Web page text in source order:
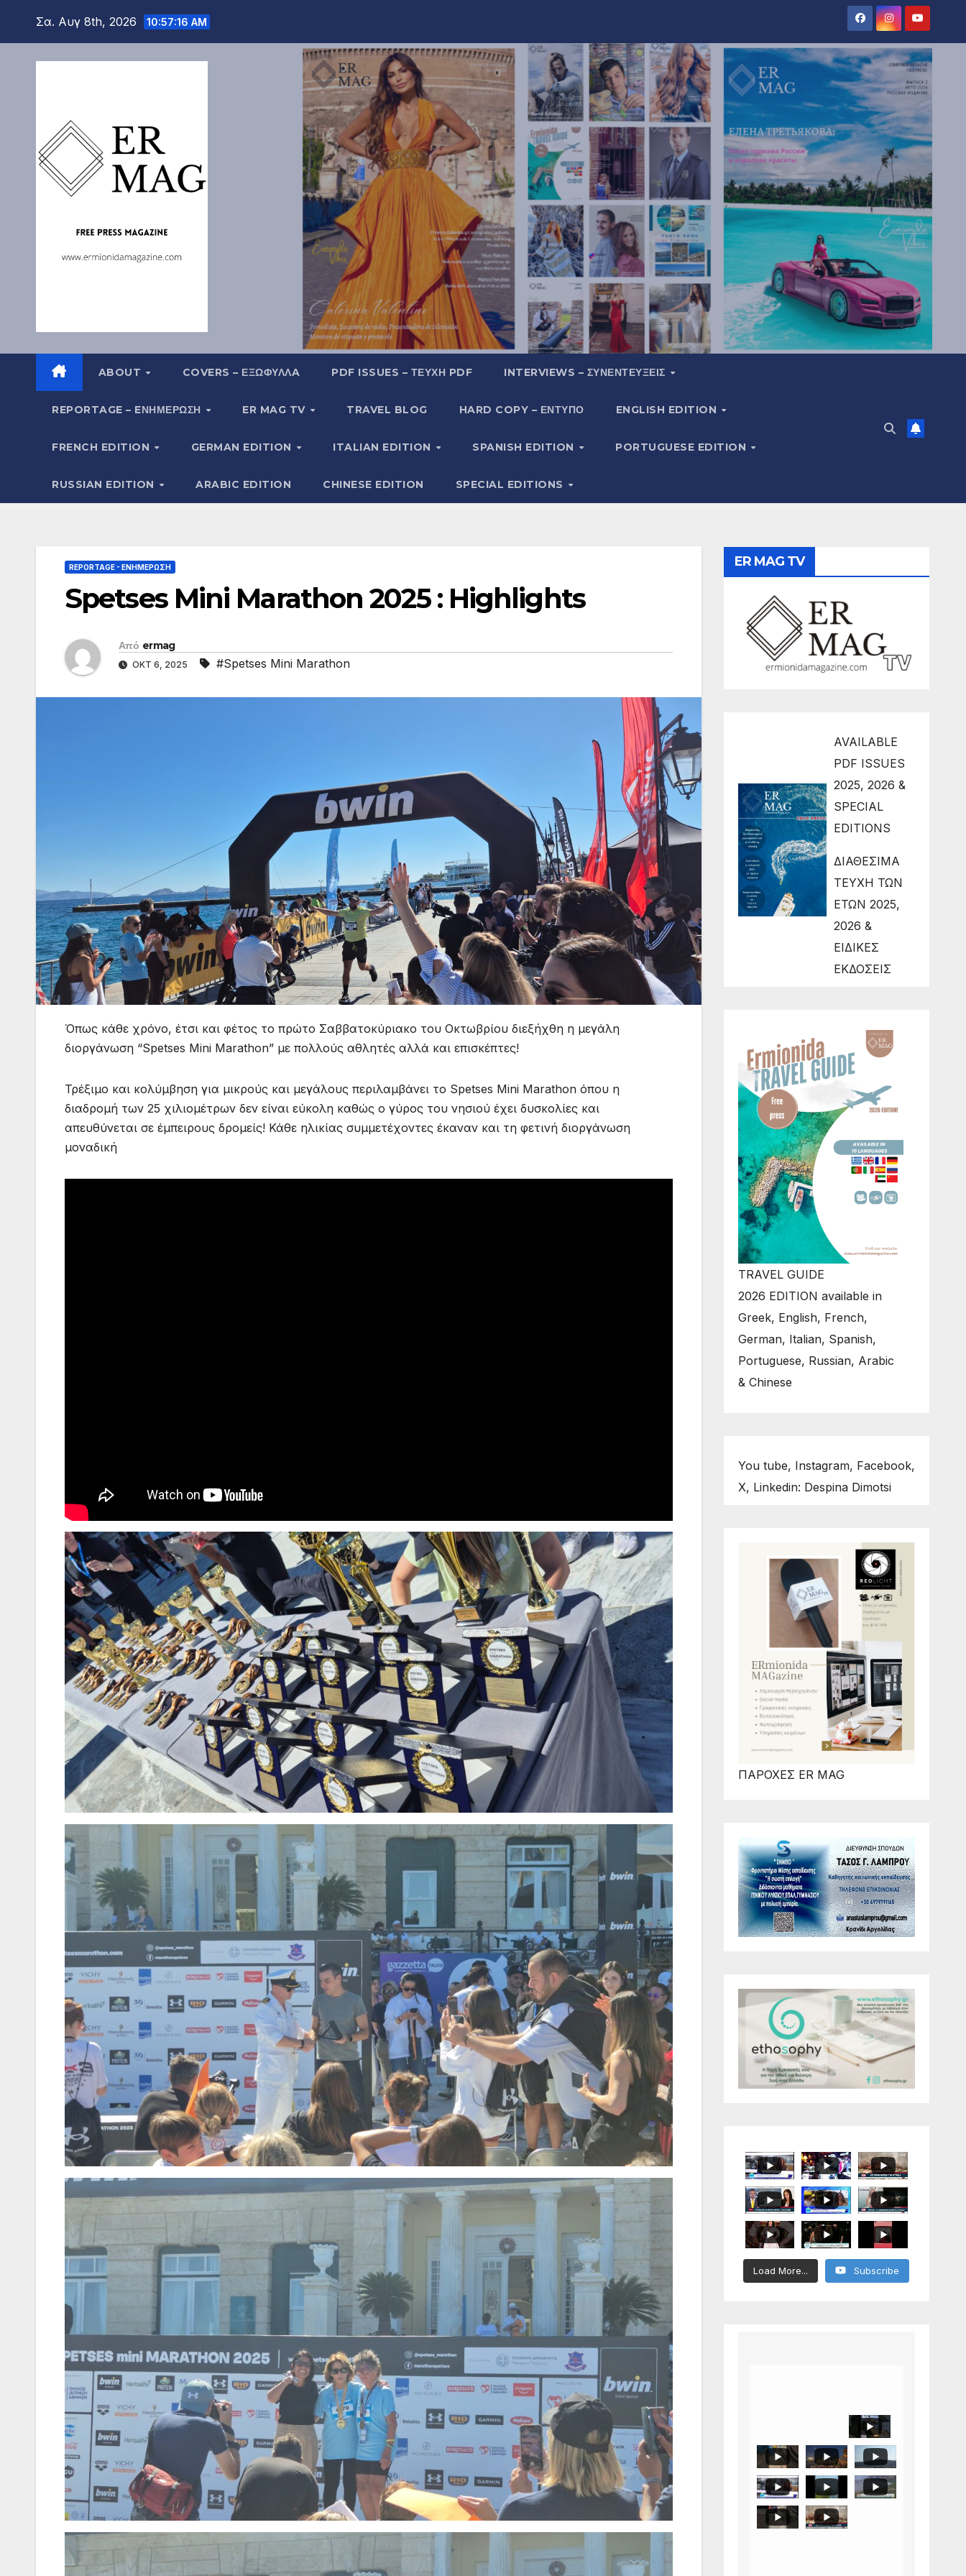
Σα. Αυγ 8th, 2026 10:57:18 AM
ABOUT COVERS – ΕΞΩΦΥΛΛA PDF ISSUES – ΤΕΎΧΗ PDF INTERVIEWS – ΣΥΝΕΝΤΕΎΞΕΙΣ
REPORTAGE – EΝΗΜΈΡΩΣΗ ER MAG TV TRAVEL BLOG HARD COPY – ΈΝΤΥΠΟ ENGLISH EDITION
FRENCH EDITION GERMAN EDITION ITALIAN EDITION SPANISH EDITION PORTUGUESE EDITION
RUSSIAN EDITION ARABIC EDITION CHINESE EDITION SPECIAL EDITIONS
REPORTAGE - EΝΗΜΈΡΩΣΗ
Spetses Mini Marathon 2025 : Highlights
Από ermag
ΟΚΤ 6, 2025 #Spetses Mini Marathon
Όπως κάθε χρόνο, έτσι και φέτος το πρώτο Σαββατοκύριακο του Οκτωβρίου διεξήχθη η μεγάλη
διοργάνωση “Spetses Mini Marathon” με πολλούς αθλητές αλλά και επισκέπτες!
Τρέξιμο και κολύμβηση για μικρούς και μεγάλους περιλαμβάνει το Spetses Mini Marathon όπου η
διαδρομή των 25 χιλιομέτρων δεν είναι εύκολη καθώς ο γύρος του νησιού έχει δυσκολίες και
απευθύνεται σε έμπειρους δρομείς! Κάθε ηλικίας συμμετέχοντες έκαναν και τη φετινή διοργάνωση
μοναδική
ER MAG TV
AVAILABLE
PDF ISSUES
2025, 2026 &
SPECIAL
EDITIONS
ΔΙΑΘΕΣΙΜΑ
ΤΕΥΧΗ ΤΩΝ
ΕΤΩΝ 2025,
2026 &
ΕΙΔΙΚΕΣ
ΕΚΔΟΣΕΙΣ
TRAVEL GUIDE
2026 EDITION available in
Greek, English, French,
German, Italian, Spanish,
Portuguese, Russian, Arabic
& Chinese
You tube, Instagram, Facebook,
X, Linkedin: Despina Dimotsi
ΠΑΡΟΧΕΣ ER MAG
Load More... Subscribe